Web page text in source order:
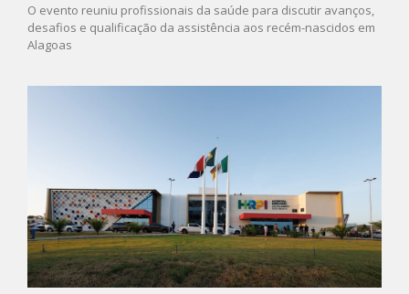
O evento reuniu profissionais da saúde para discutir avanços,
desafios e qualificação da assistência aos recém-nascidos em
Alagoas